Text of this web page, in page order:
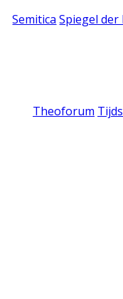
Semitica Spiegel
Theoforum